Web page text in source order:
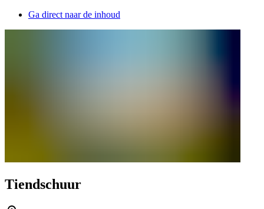
Ga direct naar de inhoud
Tiendschuur